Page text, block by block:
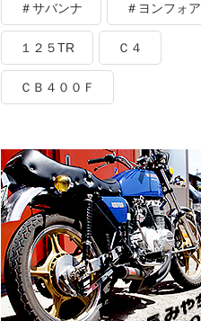
＃サバンナ ＃ヨンフォア
１２５TR Ｃ４
ＣＢ４００Ｆ